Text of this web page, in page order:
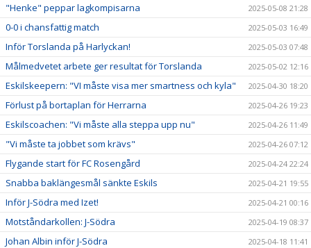
"Henke" peppar lagkompisarna 2025-05-08 21:28
0-0 i chansfattig match 2025-05-03 16:49
Inför Torslanda på Harlyckan! 2025-05-03 07:48
Målmedvetet arbete ger resultat för Torslanda 2025-05-02 12:16
Eskilskeepern: "VI måste visa mer smartness och kyla" 2025-04-30 18:20
Förlust på bortaplan för Herrarna 2025-04-26 19:23
Eskilscoachen: "Vi måste alla steppa upp nu" 2025-04-26 11:49
"Vi måste ta jobbet som krävs" 2025-04-26 07:12
Flygande start för FC Rosengård 2025-04-24 22:24
Snabba baklängesmål sänkte Eskils 2025-04-21 19:55
Inför J-Södra med Izet! 2025-04-21 00:16
Motståndarkollen: J-Södra 2025-04-19 08:37
Johan Albin inför J-Södra 2025-04-18 11:41